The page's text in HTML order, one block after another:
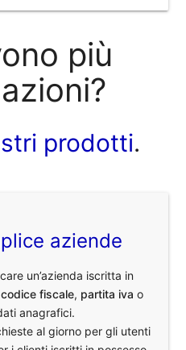
più
prodotti.
aziende
un’azienda iscritta in
codice fiscale, partita iva o
anagrafici.
al giorno per gli utenti